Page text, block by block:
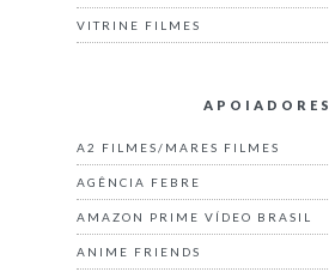
VITRINE FILMES
APOIADORES
A2 FILMES/MARES FILMES
AGÊNCIA FEBRE
AMAZON PRIME VÍDEO BRASIL
ANIME FRIENDS